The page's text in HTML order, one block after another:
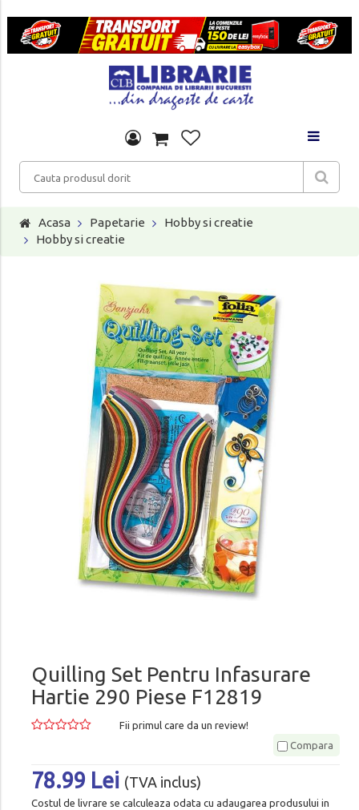
Acasa Papetarie
Hobby si creatie
Hobby si creatie
Quilling Set Pentru Infasurare
Hartie 290 Piese F12819
Fii primul care da un review!
Compara
78.99 Lei (TVA inclus)
Costul de livrare se calculeaza odata cu adaugarea produsului in